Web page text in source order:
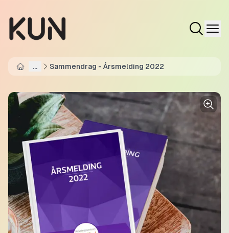
... Sammendrag - Årsmelding 2022